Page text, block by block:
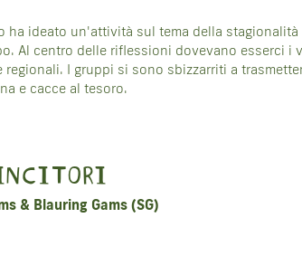
ha ideato un'attività sul tema della
Al centro delle riflessioni dovevano esserci i
I gruppi si sono sbizzarriti a
e cacce al tesoro.
& Blauring Gams (SG)